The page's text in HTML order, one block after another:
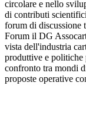
circolare e nello
di contributi
forum di discussione
Forum il DG
vista dell'industria
produttive e politiche
confronto tra mondi
proposte operative